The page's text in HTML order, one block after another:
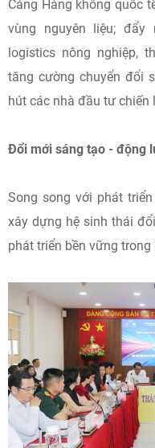
nghiệp, vùng nguyên liệu
biển và định hướng
Đây là nền tảng quan
thành trung tâm
thống trung tâm
Cảng Hàng không quốc
vùng nguyên liệu; đẩy
tăng cường chuyển đổi
hút các nhà đầu tư chiến
Đổi mới sáng tạo - động
Song song với phát
xây dựng hệ sinh thái